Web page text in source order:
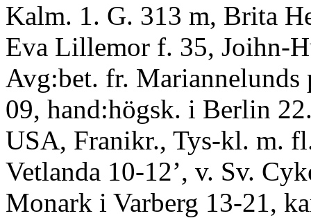
Kalm. 1. G. 313 m, Brita
Eva Lillemor f. 35, Joihn-
Avg:bet. fr. Mariannelunds
09, hand:högsk. i Berlin
USA, Franikr., Tys-kl. m.
Vetlanda 10-12’, v. Sv.
Monark i Varberg 13-21,